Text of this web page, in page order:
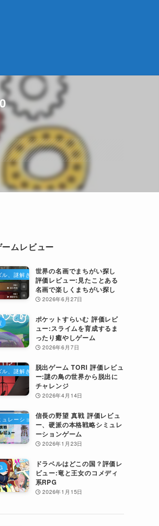
ムレビュー
ル、謎解き
世界の名画でまちがい探し
評価レビュー:見たことある
名画で楽しくまちがい探し
2026年6月27日
ポケットすらいむ 評価レビ
ュー:スライムを育成するま
ったり癒やしゲーム
2026年6月7日
ル、謎解き
脱出ゲーム TORI 評価レビュ
ー:謎の鳥の世界から脱出に
チャレンジ
2026年4月14日
ュレーション信長の野望 真戦 評価レビュ
ー、硬派の本格戦略シミュレ
ーションゲーム
2026年1月23日
ドラベルはどこの国？評価レ
ビュー:竜と王女のコメディ
系RPG
2026年1月15日